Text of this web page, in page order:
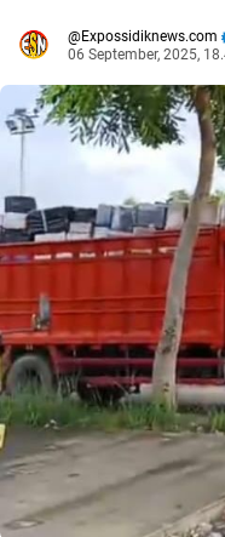
Expossidiknews.com
06 September, 2025,